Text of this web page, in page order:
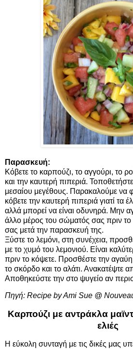
Παρασκευή:
Κόβετε το καρπούζι, το αγγούρι, το
και την καυτερή πιπεριά.
μεσαίου μεγέθους. Παρακαλούμε να
κόβετε την καυτερή πιπεριά γιατί τα
αλλά μπορεί να είναι οδυνηρά. Μην
άλλο μέρος του σώματός σας πριν
σας μετά την παρασκευή της.
Ξύστε το λεμόνι, στη συνέχεια,
με το χυμό του λεμονιού. Είναι
πριν το κόψετε. Προσθέστε την
το σκόρδο και το αλάτι. Ανακατέψτε
Αποθηκεύστε την στο ψυγείο αν
Πηγή: Recipe by Ami Sue @
Καρπούζι με αντράκλα
ελιές
Η εύκολη συνταγή με τις δικές μας